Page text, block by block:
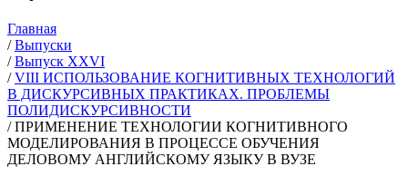
Главная
/ Выпуски
/ Выпуск XXVI
/ VIII ИСПОЛЬЗОВАНИЕ КОГНИТИВНЫХ ТЕХНОЛОГИЙ
В ДИСКУРСИВНЫХ ПРАКТИКАХ. ПРОБЛЕМЫ
ПОЛИДИСКУРСИВНОСТИ
/ ПРИМЕНЕНИЕ ТЕХНОЛОГИИ КОГНИТИВНОГО
МОДЕЛИРОВАНИЯ В ПРОЦЕССЕ ОБУЧЕНИЯ
ДЕЛОВОМУ АНГЛИЙСКОМУ ЯЗЫКУ В ВУЗЕ